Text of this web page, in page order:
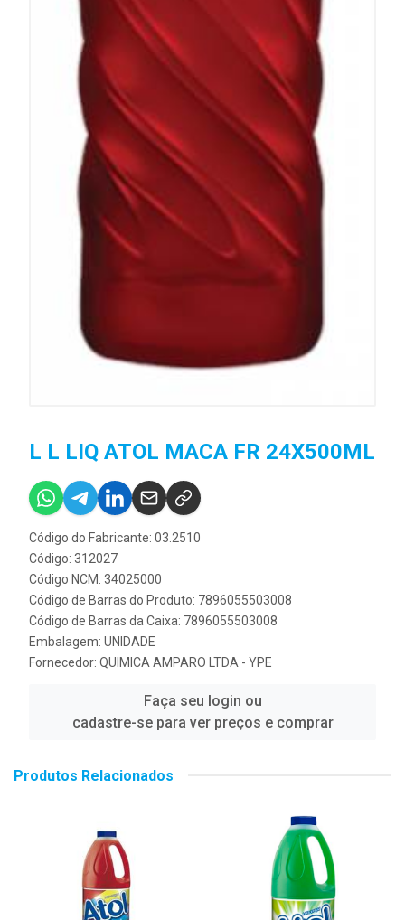
L L LIQ ATOL MACA FR 24X500ML
Código do Fabricante: 03.2510
Código: 312027
Código NCM: 34025000
Código de Barras do Produto: 7896055503008
Código de Barras da Caixa: 7896055503008
Embalagem: UNIDADE
Fornecedor: QUIMICA AMPARO LTDA - YPE
Faça seu login ou
cadastre-se para ver preços e comprar
Produtos Relacionados